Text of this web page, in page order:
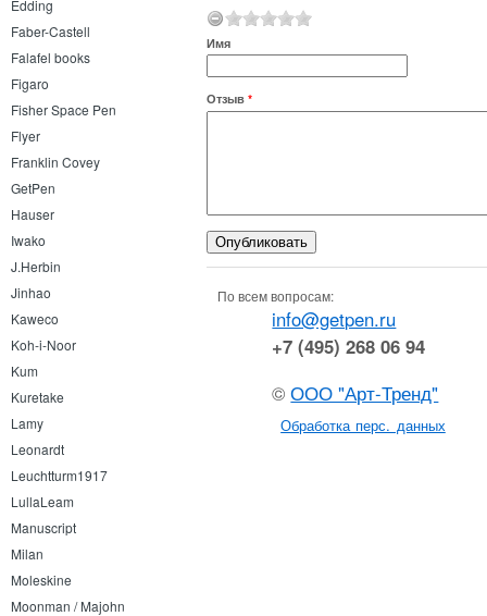
Edding
Faber-Castell
Falafel books
Figaro
Fisher Space Pen
Flyer
Franklin Covey
GetPen
Hauser
Iwako
J.Herbin
Jinhao
Kaweco
Koh-i-Noor
Kum
Kuretake
Lamy
Leonardt
Leuchtturm1917
LullaLeam
Manuscript
Milan
Moleskine
Moonman / Majohn
Имя
Отзыв *
По всем вопросам:
info@getpen.ru
+7 (495) 268 06 94
©ООО "Арт-Тренд"
Обработка перс. данных